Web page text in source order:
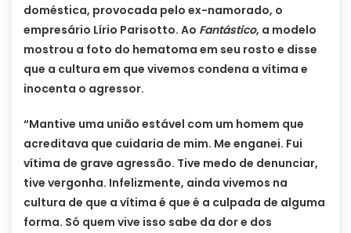
doméstica, provocada pelo ex-namorado, o
empresário Lírio Parisotto. Ao Fantástico, a modelo
mostrou a foto do hematoma em seu rosto e disse
que a cultura em que vivemos condena a vítima e
inocenta o agressor.
“Mantive uma união estável com um homem que
acreditava que cuidaria de mim. Me enganei. Fui
vítima de grave agressão. Tive medo de denunciar,
tive vergonha. Infelizmente, ainda vivemos na
cultura de que a vítima é que é a culpada de alguma
forma. Só quem vive isso sabe da dor e dos